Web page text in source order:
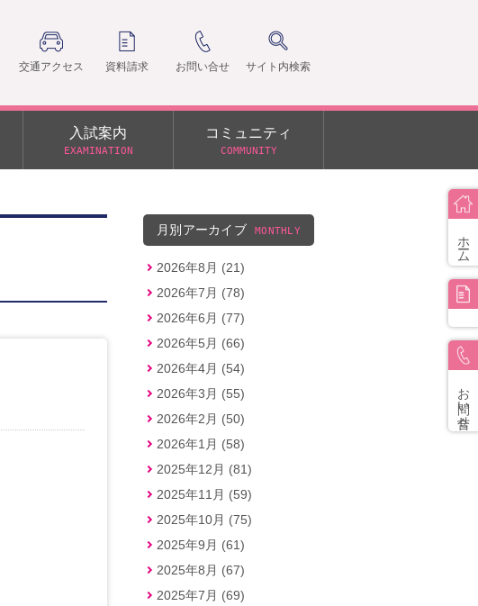
ホーム
お問い合せ
交通アクセス 資料請求 お問い合せ サイト内検索
入試案内
EXAMINATION
コミュニティ
COMMUNITY
月別アーカイブ MONTHLY
2026年8月 (21)
2026年7月 (78)
2026年6月 (77)
2026年5月 (66)
2026年4月 (54)
2026年3月 (55)
2026年2月 (50)
2026年1月 (58)
2025年12月 (81)
2025年11月 (59)
2025年10月 (75)
2025年9月 (61)
2025年8月 (67)
2025年7月 (69)